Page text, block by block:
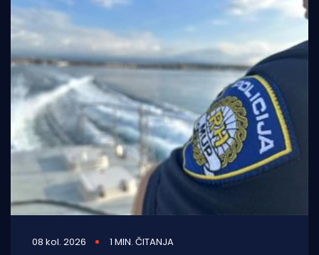
08 kol. 2026 1 MIN. ČITANJA